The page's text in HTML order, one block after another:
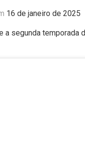
16 de janeiro de 2025
a segunda temporada